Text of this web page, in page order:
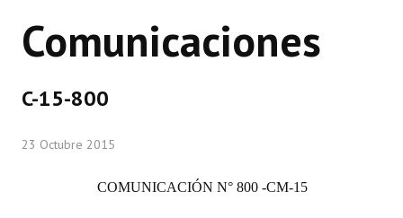
CONCEJO
Comisiones Especiales
Comunicaciones
C-15-800
23 Octubre 2015
COMUNICACIÓN N° 800 -CM-15